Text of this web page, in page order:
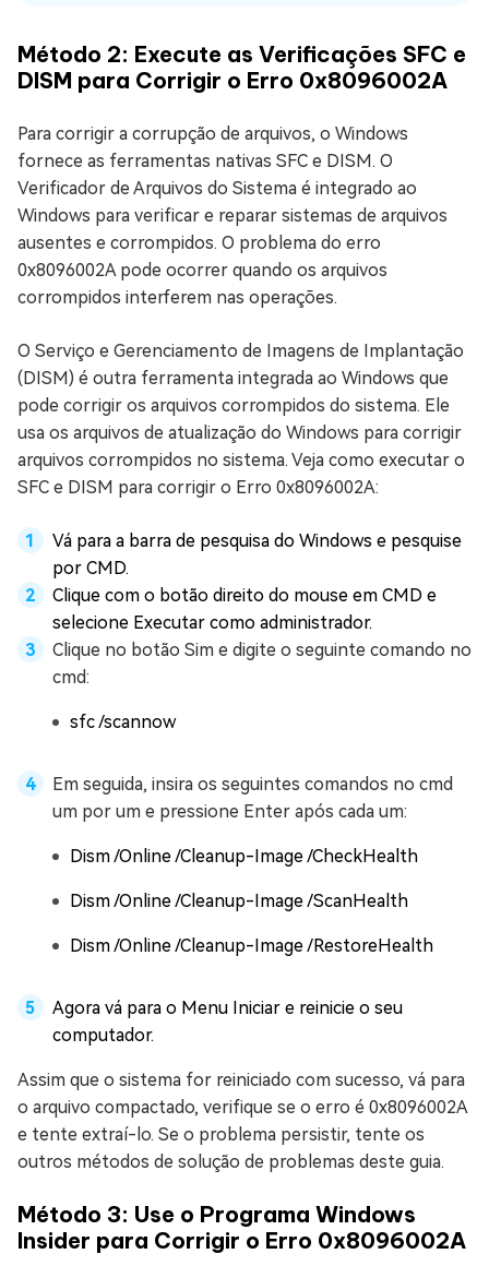
Método 2: Execute as Verificações SFC e
DISM para Corrigir o Erro 0x8096002A
Para corrigir a corrupção de arquivos, o Windows
fornece as ferramentas nativas SFC e DISM. O
Verificador de Arquivos do Sistema é integrado ao
Windows para verificar e reparar sistemas de arquivos
ausentes e corrompidos. O problema do erro
0x8096002A pode ocorrer quando os arquivos
corrompidos interferem nas operações.
O Serviço e Gerenciamento de Imagens de Implantação
(DISM) é outra ferramenta integrada ao Windows que
pode corrigir os arquivos corrompidos do sistema. Ele
usa os arquivos de atualização do Windows para corrigir
arquivos corrompidos no sistema. Veja como executar o
SFC e DISM para corrigir o Erro 0x8096002A:
Vá para a barra de pesquisa do Windows e pesquise
por CMD.
Clique com o botão direito do mouse em CMD e
selecione Executar como administrador.
Clique no botão Sim e digite o seguinte comando no
cmd:
sfc /scannow
Em seguida, insira os seguintes comandos no cmd
um por um e pressione Enter após cada um:
Dism /Online /Cleanup-Image /CheckHealth
Dism /Online /Cleanup-Image /ScanHealth
Dism /Online /Cleanup-Image /RestoreHealth
Agora vá para o Menu Iniciar e reinicie o seu
computador.
Assim que o sistema for reiniciado com sucesso, vá para
o arquivo compactado, verifique se o erro é 0x8096002A
e tente extraí-lo. Se o problema persistir, tente os
outros métodos de solução de problemas deste guia.
Método 3: Use o Programa Windows
Insider para Corrigir o Erro 0x8096002A